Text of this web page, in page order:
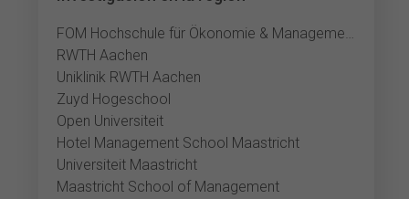
FOM Hochschule für Ökonomie & Management Aachen
RWTH Aachen
Uniklinik RWTH Aachen
Zuyd Hogeschool
Open Universiteit
Hotel Management School Maastricht
Universiteit Maastricht
Maastricht School of Management